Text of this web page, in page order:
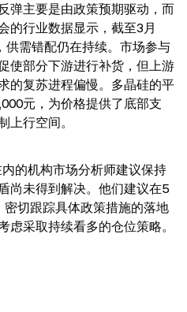
弹主要是由政策预期驱动，而
的行业数据显示，截至3月
供需错配仍在持续。市场参与
使部分下游进行补货，但上游
的复苏进程偏慢。多晶硅的平
元，为价格提供了底部支
上行空间。
的机构市场分析师建议保持
尚未得到解决。他们建议在5
切跟踪具体政策措施的落地
采取持续看多的仓位策略。